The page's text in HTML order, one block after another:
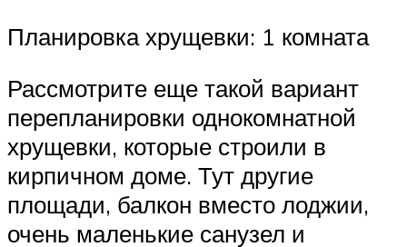
Планировка хрущевки: 1 комната
Рассмотрите еще такой вариант
перепланировки однокомнатной
хрущевки, которые строили в
кирпичном доме. Тут другие
площади, балкон вместо лоджии,
очень маленькие санузел и